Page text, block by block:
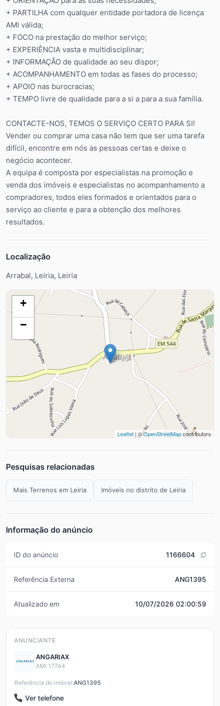
+ PARTILHA com qualquer entidade portadora de licença
AMI válida;
+ FOCO na prestação do melhor serviço;
+ EXPERIÊNCIA vasta e multidisciplinar;
+ INFORMAÇÃO de qualidade ao seu dispor;
+ ACOMPANHAMENTO em todas as fases do processo;
+ APOIO nas burocracias;
+ TEMPO livre de qualidade para a si a para a sua família.
CONTACTE-NOS, TEMOS O SERVIÇO CERTO PARA SI!
Vender ou comprar uma casa não tem que ser uma tarefa
difícil, encontre em nós as pessoas certas e deixe o
negócio acontecer.
A equipa é composta por especialistas na promoção e
venda dos imóveis e especialistas no acompanhamento a
compradores, todos eles formados e orientados para o
serviço ao cliente e para a obtenção dos melhores
resultados.
Localização
Arrabal, Leiria, Leiria
+
−
Leaflet | ©OpenStreetMapcontributors
Pesquisas relacionadas
Mais Terrenos em Leiria Imóveis no distrito de Leiria
Informação do anúncio
ID do anúncio 1166604
Referência Externa ANG1395
Atualizado em 10/07/2026 02:00:59
ANUNCIANTE
ANGARIAX
AMI 17744
Referência do imóvel:ANG1395
Ver telefone